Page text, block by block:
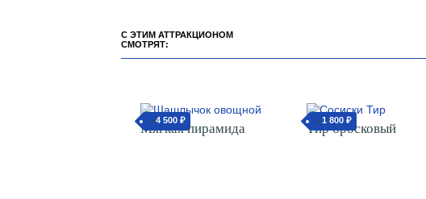
С ЭТИМ АТТРАКЦИОНОМ
СМОТРЯТ:
от 4 500 ₽
Мягкая пирамида от 1 800 ₽
Тир бросковый